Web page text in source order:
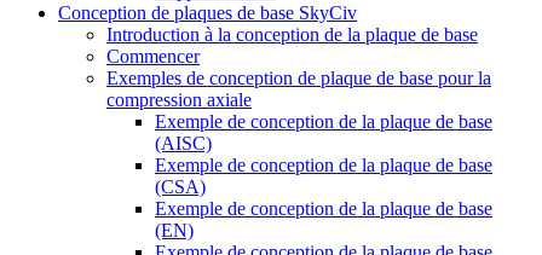
Conception de plaques de base SkyCiv
Introduction à la conception de la plaque de base
Commencer
Exemples de conception de plaque de base pour la
compression axiale
Exemple de conception de la plaque de base
(AISC)
Exemple de conception de la plaque de base
(CSA)
Exemple de conception de la plaque de base
(EN)